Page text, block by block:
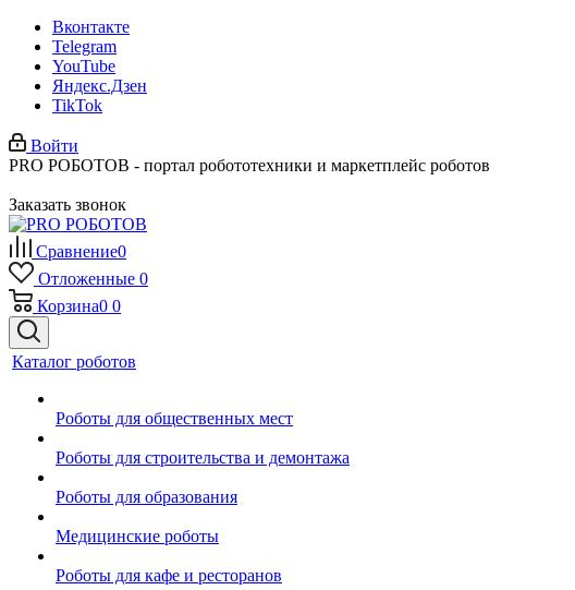
Вконтакте
Telegram
YouTube
Яндекс.Дзен
TikTok
Войти
PRO РОБОТОВ - портал робототехники и маркетплейс роботов
Заказать звонок
Сравнение0
Отложенные 0
Корзина0 0
Каталог роботов
Роботы для общественных мест
Роботы для строительства и демонтажа
Роботы для образования
Медицинские роботы
Роботы для кафе и ресторанов